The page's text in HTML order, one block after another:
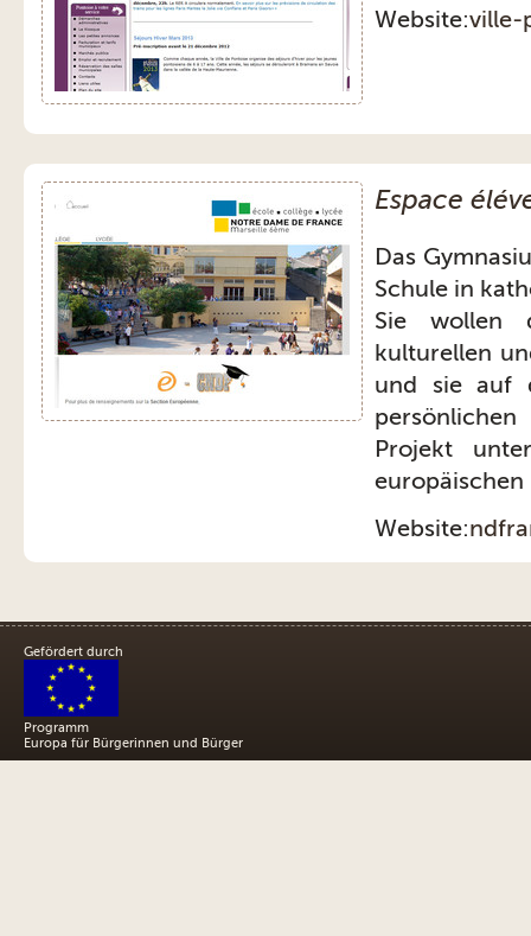
Website:ville-
Espace
Das
Schule in
Sie wollen
kulturellen
und sie auf
Projekt
Website:
Gefördert durch
Programm
Europa für Bürgerinnen und Bürger